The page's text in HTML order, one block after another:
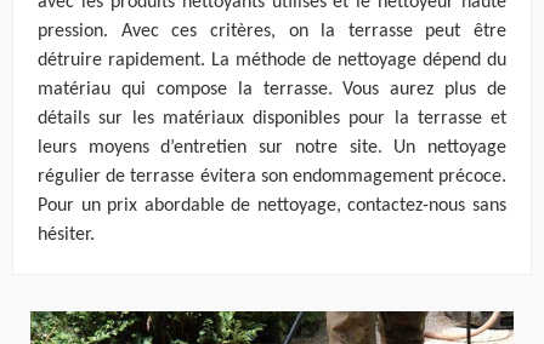
pression. Avec ces critères, on la terrasse peut être
détruire rapidement. La méthode de nettoyage dépend du
matériau qui compose la terrasse. Vous aurez plus de
détails sur les matériaux disponibles pour la terrasse et
leurs moyens d’entretien sur notre site. Un nettoyage
régulier de terrasse évitera son endommagement précoce.
Pour un prix abordable de nettoyage, contactez-nous sans
hésiter.